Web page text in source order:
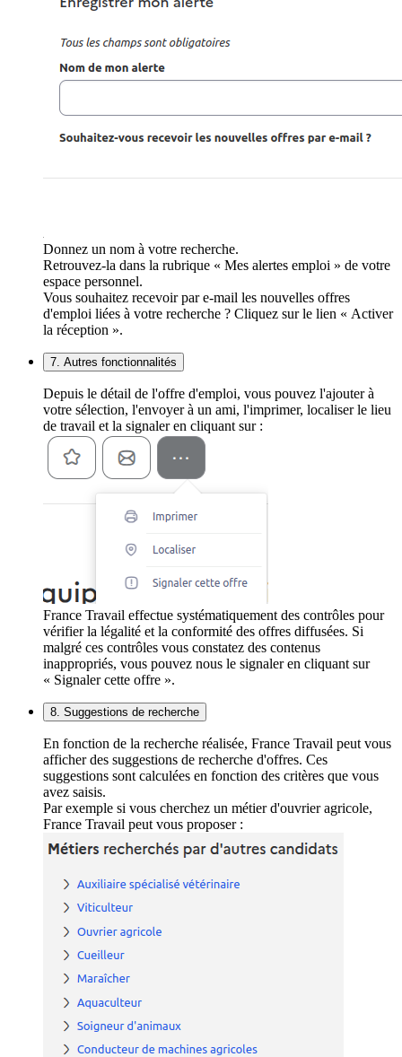
Donnez un nom à votre recherche.
Retrouvez-la dans la rubrique « Mes alertes emploi » de votre
espace personnel.
Vous souhaitez recevoir par e-mail les nouvelles offres
d'emploi liées à votre recherche ? Cliquez sur le lien « Activer
la réception ».
7. Autres fonctionnalités
Depuis le détail de l'offre d'emploi, vous pouvez l'ajouter à
votre sélection, l'envoyer à un ami, l'imprimer, localiser le lieu
de travail et la signaler en cliquant sur :
France Travail effectue systématiquement des contrôles pour
vérifier la légalité et la conformité des offres diffusées. Si
malgré ces contrôles vous constatez des contenus
inappropriés, vous pouvez nous le signaler en cliquant sur
« Signaler cette offre ».
8. Suggestions de recherche
En fonction de la recherche réalisée, France Travail peut vous
afficher des suggestions de recherche d'offres. Ces
suggestions sont calculées en fonction des critères que vous
avez saisis.
Par exemple si vous cherchez un métier d'ouvrier agricole,
France Travail peut vous proposer :